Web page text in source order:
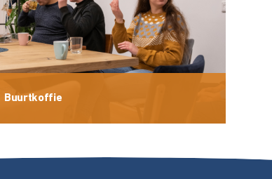
Buurtkoffie